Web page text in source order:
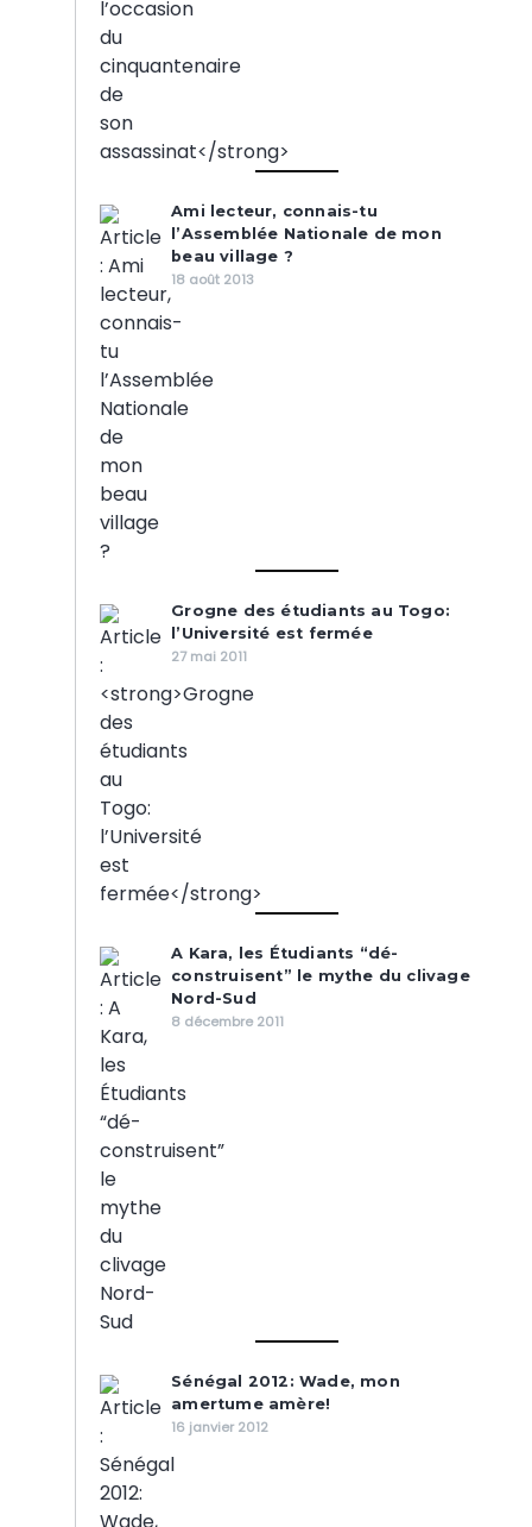
Ami lecteur, connais-tu
l’Assemblée Nationale de mon
beau village ?
18 août 2013
Grogne des étudiants au Togo:
l’Université est fermée
27 mai 2011
A Kara, les Étudiants “dé-
construisent” le mythe du clivage
Nord-Sud
8 décembre 2011
Sénégal 2012: Wade, mon
amertume amère!
16 janvier 2012